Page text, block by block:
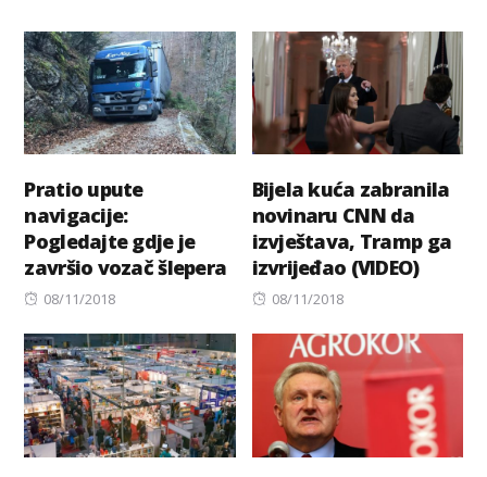
Pratio upute
navigacije:
Pogledajte gdje je
završio vozač šlepera
Posted
08/11/2018
Bijela kuća zabranila
novinaru CNN da
izvještava, Tramp ga
izvrijeđao (VIDEO)
Posted
08/11/2018